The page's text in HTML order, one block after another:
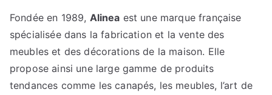
Fondée en 1989, Alinea est une marque française
spécialisée dans la fabrication et la vente des
meubles et des décorations de la maison. Elle
propose ainsi une large gamme de produits
tendances comme les canapés, les meubles, l’art de